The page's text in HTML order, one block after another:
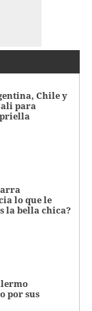
Chile y
para
lo que le
la bella chica?
por sus